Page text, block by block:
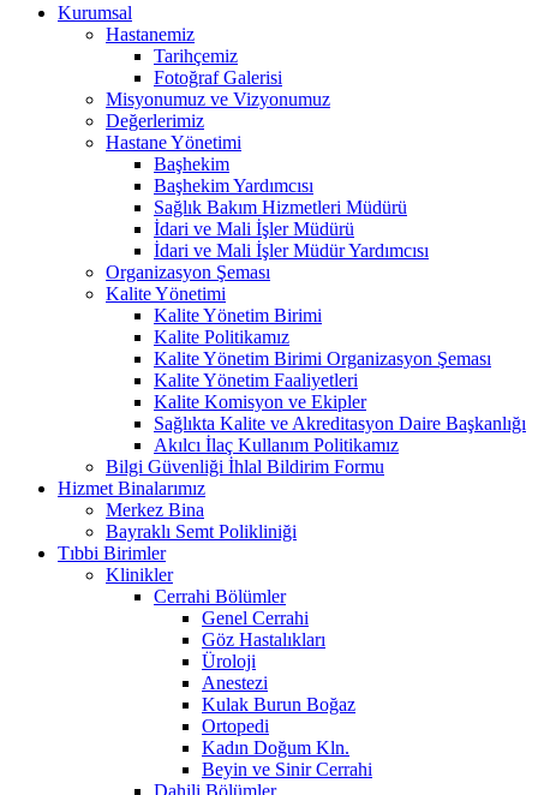
Kurumsal
Hastanemiz
Tarihçemiz
Fotoğraf Galerisi
Misyonumuz ve Vizyonumuz
Değerlerimiz
Hastane Yönetimi
Başhekim
Başhekim Yardımcısı
Sağlık Bakım Hizmetleri Müdürü
İdari ve Mali İşler Müdürü
İdari ve Mali İşler Müdür Yardımcısı
Organizasyon Şeması
Kalite Yönetimi
Kalite Yönetim Birimi
Kalite Politikamız
Kalite Yönetim Birimi Organizasyon Şeması
Kalite Yönetim Faaliyetleri
Kalite Komisyon ve Ekipler
Sağlıkta Kalite ve Akreditasyon Daire Başkanlığı
Akılcı İlaç Kullanım Politikamız
Bilgi Güvenliği İhlal Bildirim Formu
Hizmet Binalarımız
Merkez Bina
Bayraklı Semt Polikliniği
Tıbbi Birimler
Klinikler
Cerrahi Bölümler
Genel Cerrahi
Göz Hastalıkları
Üroloji
Anestezi
Kulak Burun Boğaz
Ortopedi
Kadın Doğum Kln.
Beyin ve Sinir Cerrahi
Dahili Bölümler